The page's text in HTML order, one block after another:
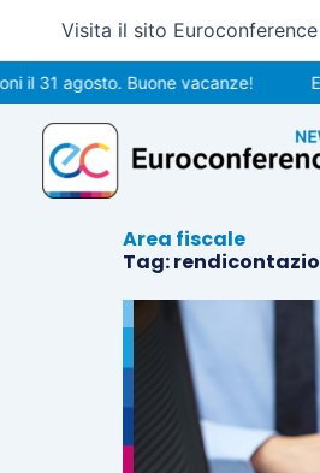
contenuto
Visita il sito
il 31 agosto. Buone vacanze!
Area fiscale
Tag: